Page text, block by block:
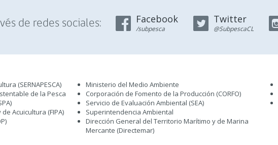
de redes sociales: Facebook
/subpesca
Twitter
@SubpescaCL
(SERNAPESCA)
de la Pesca
Acuicultura (FIPA)
Ministerio del Medio Ambiente
Corporación de Fomento de la Producción (CORFO)
Servicio de Evaluación Ambiental (SEA)
Superintendencia Ambiental
Dirección General del Territorio Marítimo y de Marina
Mercante (Directemar)